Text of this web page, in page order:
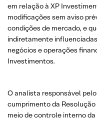
em relação à XP
modificações sem aviso
condições de mercado, e
indiretamente
negócios e operações
Investimentos.
O analista responsável
cumprimento da
meio de controle interno